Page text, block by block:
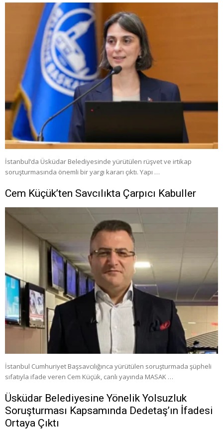
İstanbul’da Üsküdar Belediyesinde yürütülen rüşvet ve irtikap
soruşturmasında önemli bir yargı kararı çıktı. Yapı …
Cem Küçük’ten Savcılıkta Çarpıcı Kabuller
İstanbul Cumhuriyet Başsavcılığınca yürütülen soruşturmada şüpheli
sıfatıyla ifade veren Cem Küçük, canlı yayında MASAK …
Üsküdar Belediyesine Yönelik Yolsuzluk
Soruşturması Kapsamında Dedetaş’ın İfadesi
Ortaya Çıktı